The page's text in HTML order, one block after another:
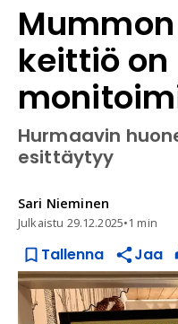
keittiö on
Hurmaavin
esittäytyy
Sari Nieminen
Julkaistu 29.12.2025•1 min
Tallenna Jaa